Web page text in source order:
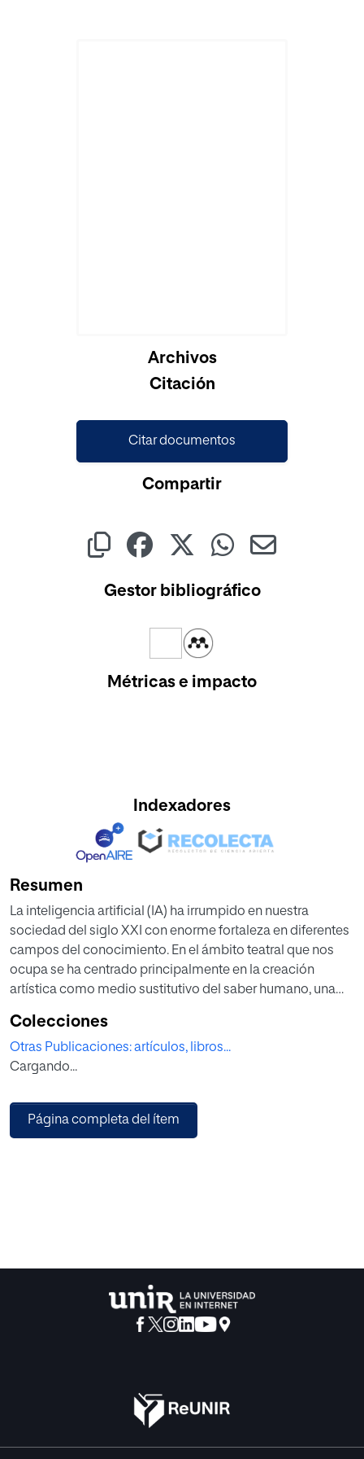
Archivos
Citación
Citar documentos
Compartir
Gestor bibliográfico
Métricas e impacto
Indexadores
Resumen
La inteligencia artificial (IA) ha irrumpido en nuestra
sociedad del siglo XXI con enorme fortaleza en diferentes
campos del conocimiento. En el ámbito teatral que nos
ocupa se ha centrado principalmente en la creación
artística como medio sustitutivo del saber humano, una
cultural. Dentro de la creación teatral, la compañía
barcelonesa agrupación Señor Serrano partió de todas
estas premisas para la realización de uno de sus últimos
con las IA crearon un espectáculo cuyo texto y signos
escénicos eran el resultado de esta conjunción. En
Colecciones
Otras Publicaciones: artículos, libros...
Cargando...
Página completa del ítem